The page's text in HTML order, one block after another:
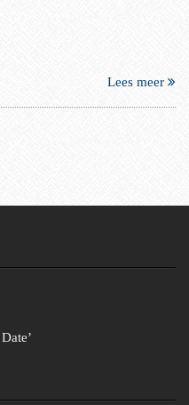
Lees meer